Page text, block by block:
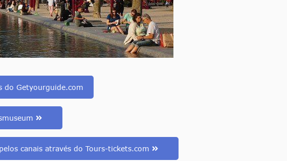
do Getyourguide.com
canais através do Tours-tickets.com